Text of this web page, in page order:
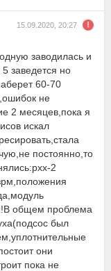
15.09.2020, 20:27
заводилась и
заведется но
60-70
не
2 месяцев,пока я
искал
постоянно,то
2
общем проблема
был
они
пока не